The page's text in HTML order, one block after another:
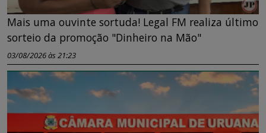
Mais uma ouvinte sortuda! Legal FM realiza último
sorteio da promoção "Dinheiro na Mão"
03/08/2026 às 21:23